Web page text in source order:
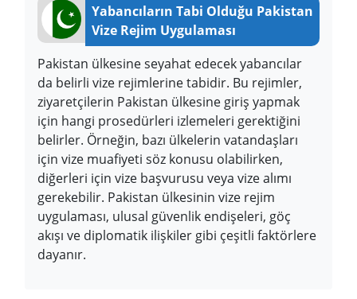
Yabancıların Tabi Olduğu Pakistan
Vize Rejim Uygulaması
Pakistan ülkesine seyahat edecek yabancılar
da belirli vize rejimlerine tabidir. Bu rejimler,
ziyaretçilerin Pakistan ülkesine giriş yapmak
için hangi prosedürleri izlemeleri gerektiğini
belirler. Örneğin, bazı ülkelerin vatandaşları
için vize muafiyeti söz konusu olabilirken,
diğerleri için vize başvurusu veya vize alımı
gerekebilir. Pakistan ülkesinin vize rejim
uygulaması, ulusal güvenlik endişeleri, göç
akışı ve diplomatik ilişkiler gibi çeşitli faktörlere
dayanır.